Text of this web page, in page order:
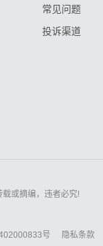
常见问题
投诉渠道
或摘编，违者必究!
号 隐私条款